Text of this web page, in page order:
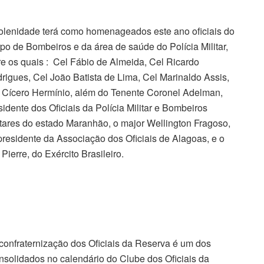
terá como homenageados este ano oficiais do
de Bombeiros e da área de saúde do Polícia Militar,
os quais : Cel Fábio de Almeida, Cel Ricardo
Cel João Batista de Lima, Cel Marinaldo Assis,
Hermínio, além do Tenente Coronel Adelman,
dos Oficiais da Polícia Militar e Bombeiros
do estado Maranhão, o major Wellington Fragoso,
da Associação dos Oficiais de Alagoas, e o
do Exército Brasileiro.
dos Oficiais da Reserva é um dos
no calendário do Clube dos Oficiais da